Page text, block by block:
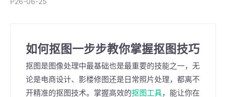
如何抠图一步步教你掌握抠图技巧
抠图是图像处理中最基础也是最重要的技能之一，无
论是电商设计、影楼修图还是日常照片处理，都离不
开精准的抠图技术。掌握高效的抠图工具，能让你在